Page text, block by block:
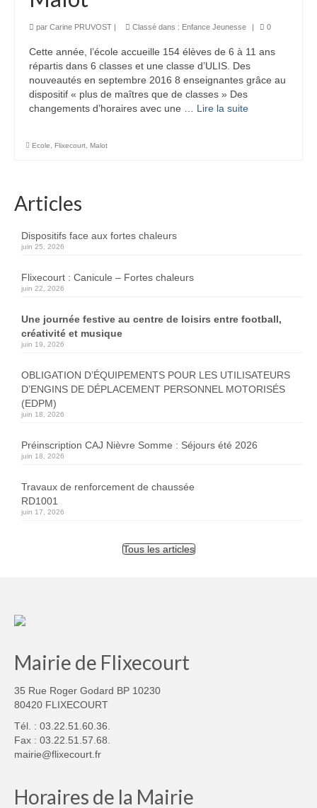
par Carine PRUVOST | Classé dans : Enfance Jeunesse | 0
Cette année, l’école accueille 154 élèves de 6 à 11 ans
répartis dans 6 classes et une classe d’ULIS. Des
nouveautés en septembre 2016 8 enseignantes grâce au
dispositif « plus de maîtres que de classes » Des
changements d’horaires avec une … Lire la suite­­
Ecole Flixecourt Malot
Articles
Dispositifs face aux fortes chaleurs
juin 25, 2026
Flixecourt : Canicule – Fortes chaleurs
juin 22, 2026
Une journée festive au centre de loisirs entre football,
créativité et musique
juin 19, 2026
OBLIGATION D’ÉQUIPEMENTS POUR LES UTILISATEURS
D’ENGINS DE DÉPLACEMENT PERSONNEL MOTORISÉS
(EDPM)
juin 18, 2026
Préinscription CAJ Nièvre Somme : Séjours été 2026
juin 18, 2026
Travaux de renforcement de chaussée
RD1001
juin 17, 2026
Tous les articles
Mairie de Flixecourt
35 Rue Roger Godard BP 10230
80420 FLIXECOURT
Tél. : 03.22.51.60.36.
Fax : 03.22.51.57.68.
mairie@flixecourt.fr
Horaires de la Mairie